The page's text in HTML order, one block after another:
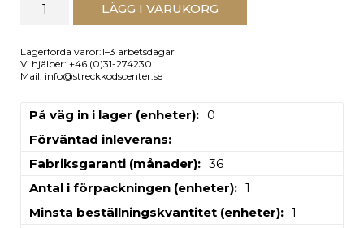
LÄGG I VARUKORG
Lagerförda varor:1–3 arbetsdagar
Vi hjälper: +46 (0)31-274230
Mail: info@streckkodscenter.se
På väg in i lager (enheter)
0
Förväntad inleverans
-
Fabriksgaranti (månader)
36
Antal i förpackningen (enheter)
1
Minsta beställningskvantitet (enheter)
1